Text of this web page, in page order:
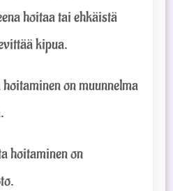
hoitaa tai ehkäistä
kipua.
on muunnelma
hoitaminen on